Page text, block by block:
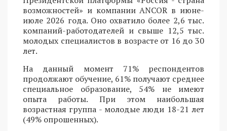
возможностей» и компании ANCOR в июне-
июле 2026 года. Оно охватило более 2,6 тыс.
компаний-работодателей и свыше 12,5 тыс.
молодых специалистов в возрасте от 16 до 30
лет.
На данный момент 71% респондентов
продолжают обучение, 61% получают среднее
специальное образование, 54% не имеют
опыта работы. При этом наибольшая
возрастная группа - молодые люди 18-21 лет
(49% опрошенных).